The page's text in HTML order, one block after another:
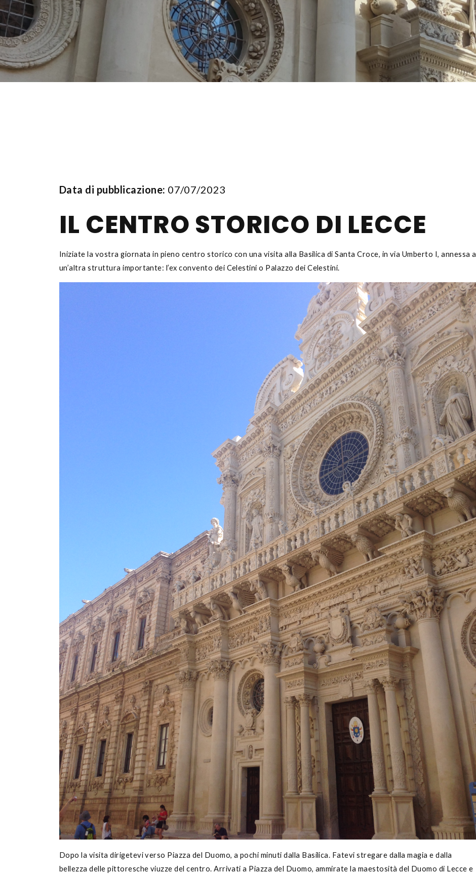
Data di pubblicazione: 07/07/2023
IL CENTRO STORICO DI LECCE
Iniziate la vostra giornata in pieno centro storico con una visita alla Basilica di Santa Croce, in via Umberto I, annessa a
un’altra struttura importante: l’ex convento dei Celestini o Palazzo dei Celestini.
Dopo la visita dirigetevi verso Piazza del Duomo, a pochi minuti dalla Basilica. Fatevi stregare dalla magia e dalla
bellezza delle pittoresche viuzze del centro. Arrivati a Piazza del Duomo, ammirate la maestosità del Duomo di Lecce e